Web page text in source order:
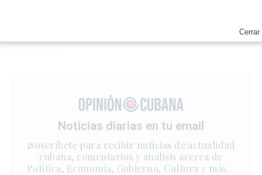
Noticias diarias en tu email
¡Suscríbete para recibir noticias de actualidad
cubana, comentarios y análisis acerca de
Política, Economía, Gobierno, Cultura y más…
Cerrar